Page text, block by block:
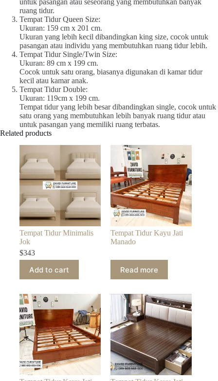
untuk pasangan atau seseorang yang membutuhkan banyak
ruang tidur.
Tempat Tidur Queen Size:
Ukuran: 159 cm x 201 cm.
Ukuran yang lebih kecil dibandingkan king size, cocok untuk
pasangan atau individu yang membutuhkan ruang tidur lebih.
Tempat Tidur Single/Twin Size:
Ukuran: 89 cm x 199 cm.
Cocok untuk satu orang, biasanya digunakan di kamar tidur
kecil atau kamar anak.
Tempat Tidur Double:
Ukuran: 119cm x 199 cm.
Tempat tidur yang lebih besar dibandingkan single, cocok untuk
satu orang yang membutuhkan lebih banyak ruang tidur atau
untuk pasangan yang memiliki ruang terbatas.
Related products
Tempat Tidur Minimalis
Jok
$343
Add to cart
Tempat Tidur Kayu Jati
Manado
Read more